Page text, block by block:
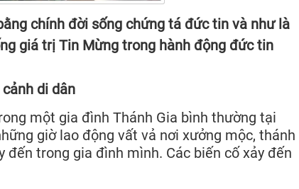
chính đời sống chứng tá đức tin và như là
giá trị Tin Mừng trong hành động đức tin
di dân
một gia đình Thánh Gia bình thường tại
giờ lao động vất vả nơi xưởng mộc, thánh
đến trong gia đình mình. Các biến cố xảy đến